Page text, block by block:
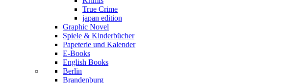
True Crime
japan edition
Graphic Novel
Spiele & Kinderbücher
Papeterie und Kalender
E-Books
English Books
Berlin
Brandenburg